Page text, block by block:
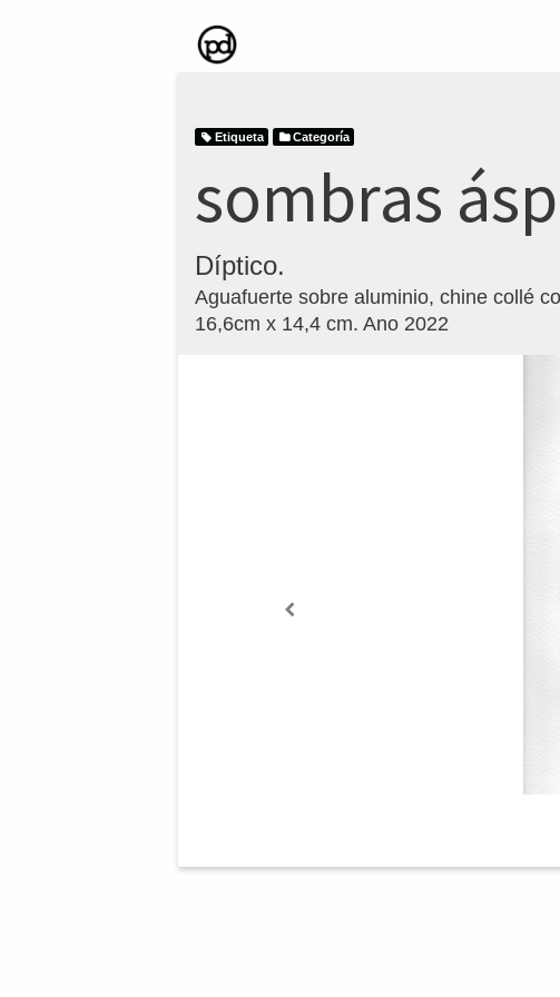
Etiqueta Categoría
sombras
Díptico.
Aguafuerte sobre aluminio, chine collé
16,6cm x 14,4 cm. Ano 2022